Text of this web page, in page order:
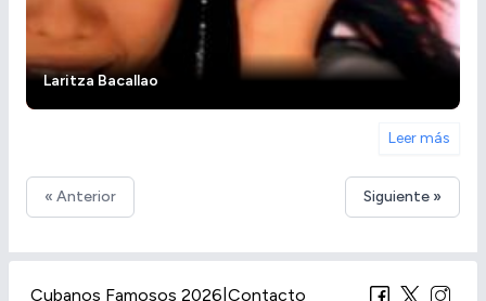
Laritza Bacallao
Leer más
« Anterior Siguiente »
Cubanos Famosos 2026 Contacto